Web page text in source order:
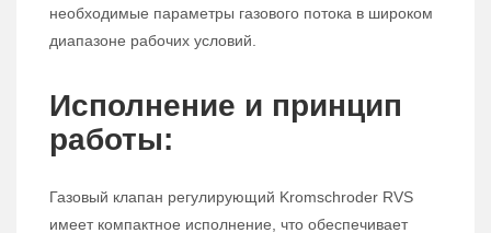
необходимые параметры газового потока в широком
диапазоне рабочих условий.
Исполнение и принцип
работы:
Газовый клапан регулирующий Kromschroder RVS
имеет компактное исполнение, что обеспечивает